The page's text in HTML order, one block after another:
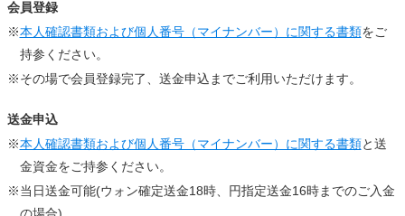
会員登録
※本人確認書類および個人番号（マイナンバー）に関する書類をご
持参ください。
※その場で会員登録完了、送金申込までご利用いただけます。
送金申込
※本人確認書類および個人番号（マイナンバー）に関する書類と送
金資金をご持参ください。
※当日送金可能(ウォン確定送金18時、円指定送金16時までのご入金
の場合)。